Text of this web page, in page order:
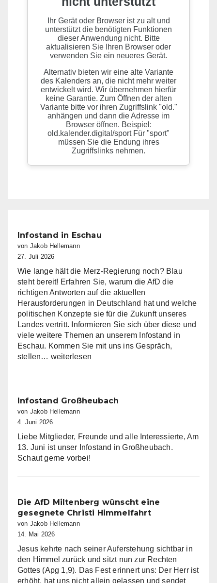
Infostand in Eschau
von Jakob Hellemann
27. Juli 2026
Wie lange hält die Merz-Regierung noch? Blau
steht bereit! Erfahren Sie, warum die AfD die
richtigen Antworten auf die aktuellen
Herausforderungen in Deutschland hat und welche
politischen Konzepte sie für die Zukunft unseres
Landes vertritt. Informieren Sie sich über diese und
viele weitere Themen an unserem Infostand in
Eschau. Kommen Sie mit uns ins Gespräch,
stellen… Infostand
weiterlesen
Infostand Großheubach
von Jakob Hellemann
4. Juni 2026
Liebe Mitglieder, Freunde und alle Interessierte, Am
13. Juni ist unser Infostand in Großheubach.
Schaut gerne vorbei!
Die AfD Miltenberg wünscht eine
gesegnete Christi Himmelfahrt
von Jakob Hellemann
14. Mai 2026
Jesus kehrte nach seiner Auferstehung sichtbar in
den Himmel zurück und sitzt nun zur Rechten
Gottes (Apg 1,9). Das Fest erinnert uns: Der Herr ist
erhöht, hat uns nicht allein gelassen und sendet